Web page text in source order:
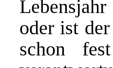
oder ist
schon